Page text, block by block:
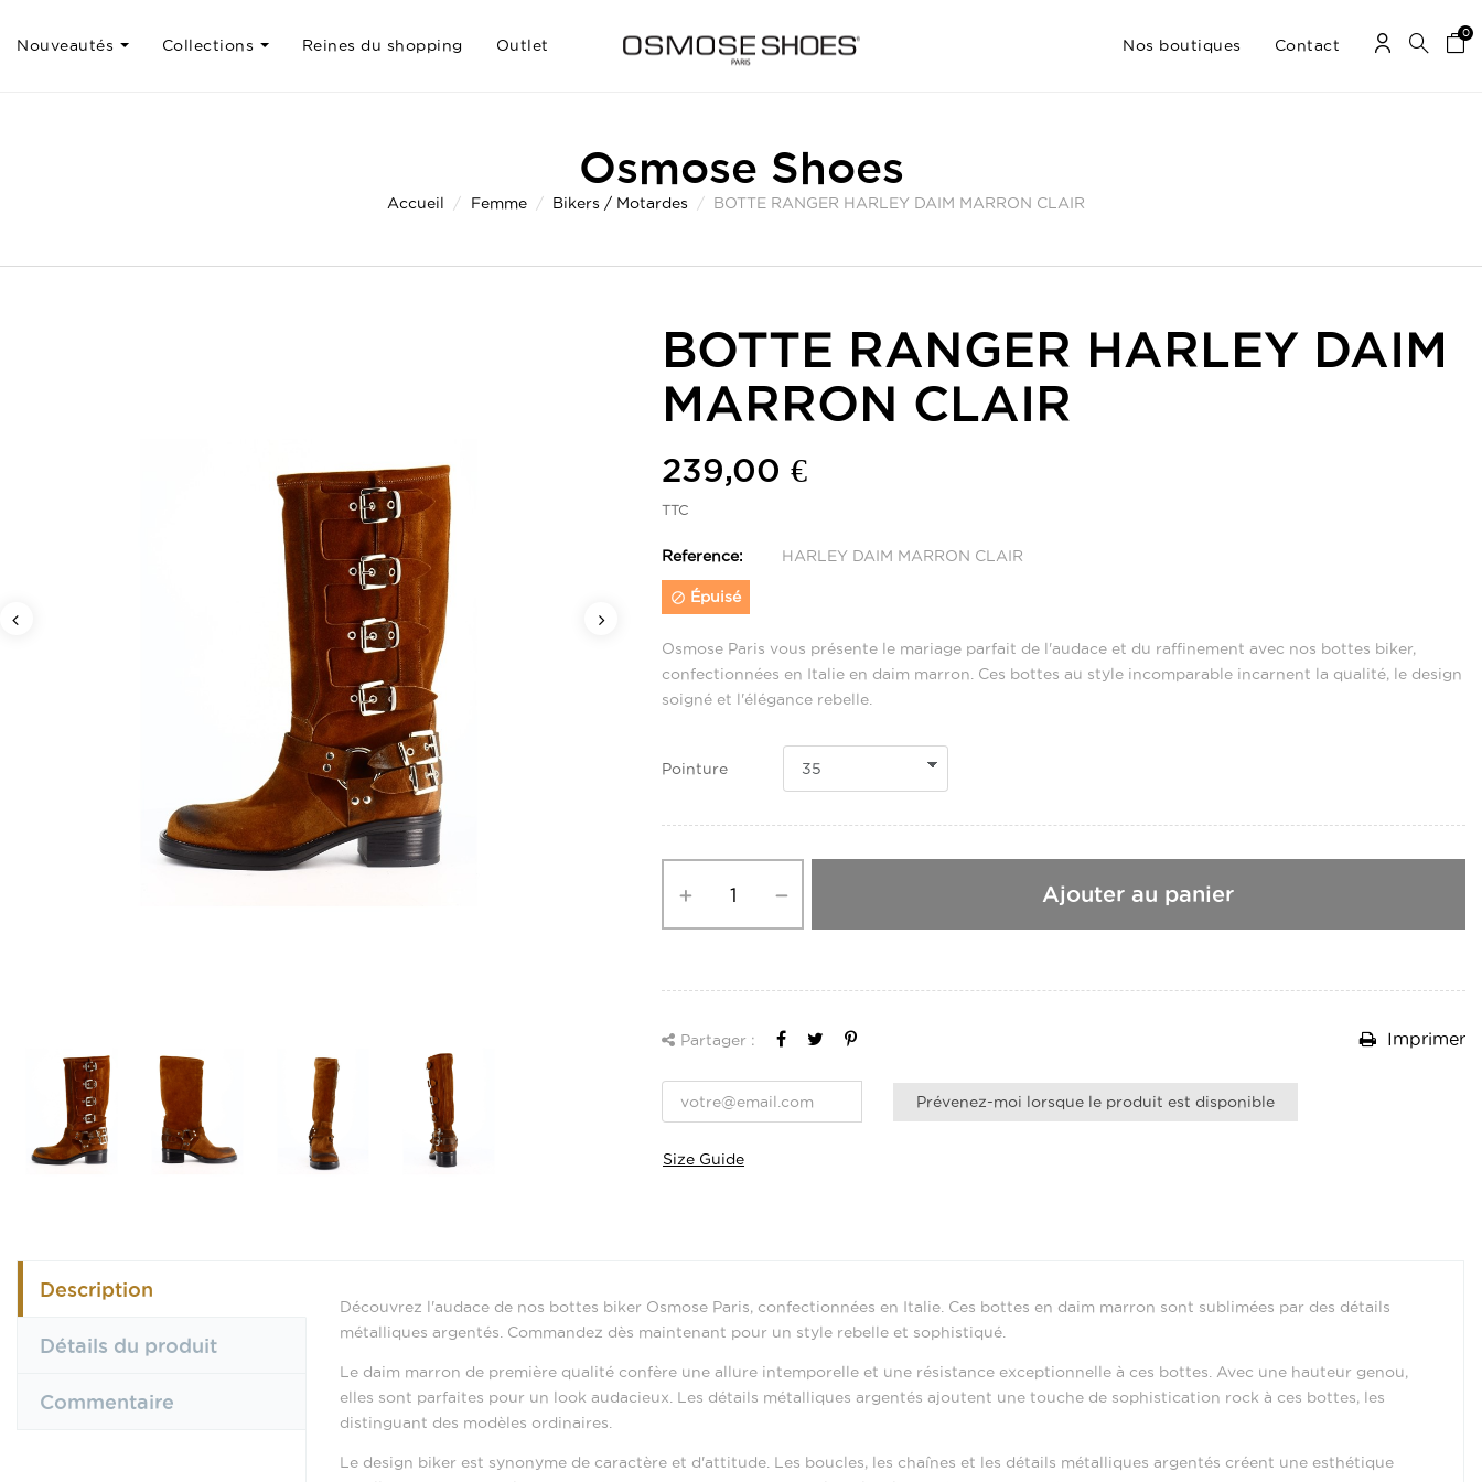
Nouveautés Collections Reines du shopping Outlet Nos boutiques Contact
0
Osmose Shoes
Accueil Femme Bikers / Motardes BOTTE RANGER HARLEY DAIM MARRON CLAIR
BOTTE RANGER HARLEY DAIM
MARRON CLAIR
239,00 €
TTC
Reference: HARLEY DAIM MARRON CLAIR
 Épuisé
Osmose Paris vous présente le mariage parfait de l'audace et du raffinement avec nos bottes biker,
confectionnées en Italie en daim marron. Ces bottes au style incomparable incarnent la qualité, le design
soigné et l'élégance rebelle.
Pointure
Ajouter au panier
Partager :
Prévenez-moi lorsque le produit est disponible
Size Guide
Imprimer
Description
Détails du produit
Commentaire
Découvrez l'audace de nos bottes biker Osmose Paris, confectionnées en Italie. Ces bottes en daim marron sont sublimées par des détails
métalliques argentés. Commandez dès maintenant pour un style rebelle et sophistiqué.
Le daim marron de première qualité confère une allure intemporelle et une résistance exceptionnelle à ces bottes. Avec une hauteur genou,
elles sont parfaites pour un look audacieux. Les détails métalliques argentés ajoutent une touche de sophistication rock à ces bottes, les
distinguant des modèles ordinaires.
Le design biker est synonyme de caractère et d'attitude. Les boucles, les chaînes et les détails métalliques argentés créent une esthétique